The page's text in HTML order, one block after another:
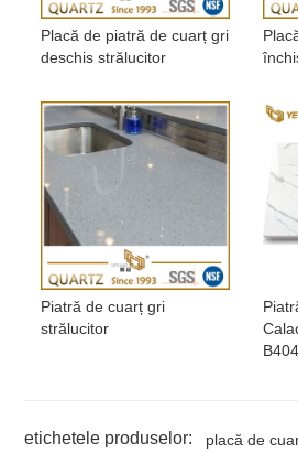
Placă de piatră de cuarț gri
deschis strălucitor
Piatră de cuarț gri
strălucitor
etichetele produselor:
placă de